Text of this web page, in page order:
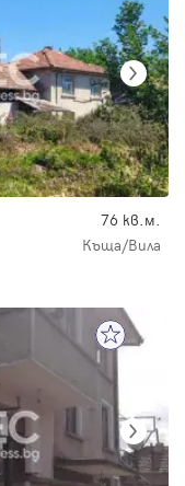
76 кв.м.
Къща/Вила